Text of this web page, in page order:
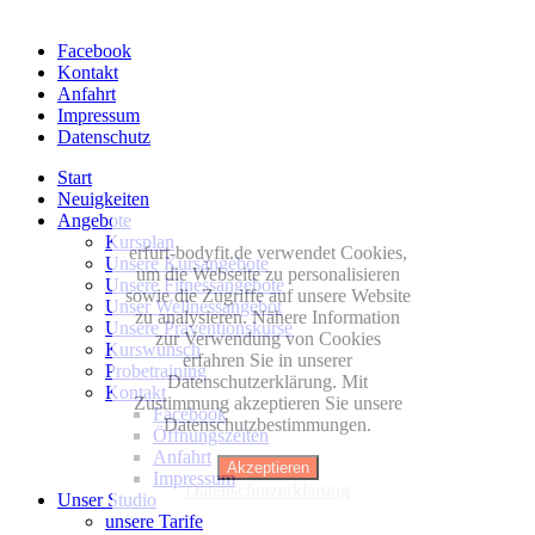
Facebook
Kontakt
Anfahrt
Impressum
Datenschutz
Start
Neuigkeiten
Angebote
Kursplan
Unsere Kursangebote
Unsere Fitnessangebote
Unser Wellnessangebot
Unsere Präventionskurse
Kurswunsch
Probetraining
Kontakt
Facebook
Öffnungszeiten
Anfahrt
Impressum
Unser Studio
unsere Tarife
erfurt-bodyfit.de verwendet Cookies,
um die Webseite zu personalisieren
sowie die Zugriffe auf unsere Website
zu analysieren. Nähere Information
zur Verwendung von Cookies
erfahren Sie in unserer
Datenschutzerklärung. Mit
Zustimmung akzeptieren Sie unsere
Datenschutzbestimmungen.
Akzeptieren
Datenschutzerklärung